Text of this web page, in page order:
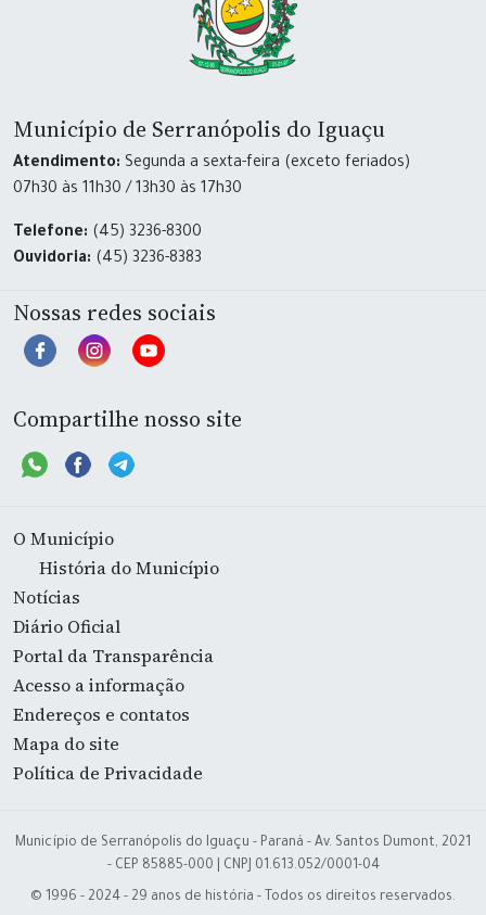
Município de Serranópolis do Iguaçu
Atendimento: Segunda a sexta-feira (exceto feriados)
07h30 às 11h30 / 13h30 às 17h30
Telefone: (45) 3236-8300
Ouvidoria: (45) 3236-8383
Nossas redes sociais
Compartilhe nosso site
O Município
História do Município
Notícias
Diário Oficial
Portal da Transparência
Acesso a informação
Endereços e contatos
Mapa do site
Política de Privacidade
Município de Serranópolis do Iguaçu - Paraná - Av. Santos Dumont, 2021
- CEP 85885-000 | CNPJ 01.613.052/0001-04
© 1996 - 2024 - 29 anos de história - Todos os direitos reservados.